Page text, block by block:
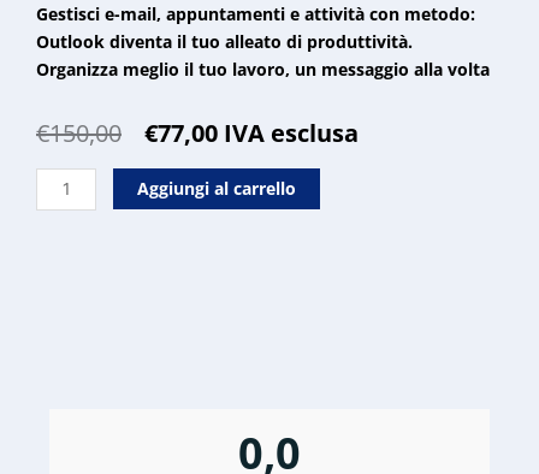
Gestisci e-mail, appuntamenti e attività con metodo:
Outlook diventa il tuo alleato di produttività.
Organizza meglio il tuo lavoro, un messaggio alla volta
€150,00
Il
originale
era:
€77,00Il
attuale
è:
IVA esclusa
Microsoft
365:
Aggiungi al carrello
0,0